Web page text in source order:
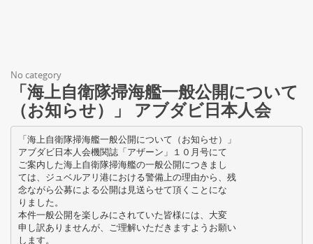
No category
「海上自衛隊掃海艦一般公開について
（お知らせ）」 アブダビ日本人会
「海上自衛隊掃海艦一般公開について（お知らせ）」
アブダビ日本人会機関誌「アザーン」１０月号にて
ご案内した海上自衛隊掃海艦の一般公開につきまし
ては、ジュベルアリ港における警備上の理由から、残
念ながら公募による公開は見送らせて頂くことにな
りました。
本件一般公開を楽しみにされていた皆様には、大変
申し訳ありませんが、ご理解いただきますようお願い